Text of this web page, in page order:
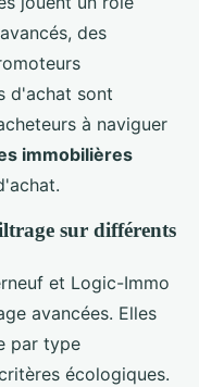
des
d'achat sont
à naviguer
immobilières
sur différents
et Logic-Immo
avancées. Elles
par type
écologiques.